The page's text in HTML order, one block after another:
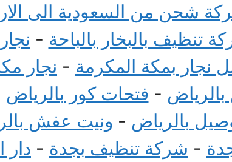
شحن من السعودية الى
تنظيف بالبخار بالباحة -
نجار بمكة المكرمة - نجار
- فتحات كور بالرياض
بالرياض - ونيت عفش
- شركة تنظيف بجدة - دار